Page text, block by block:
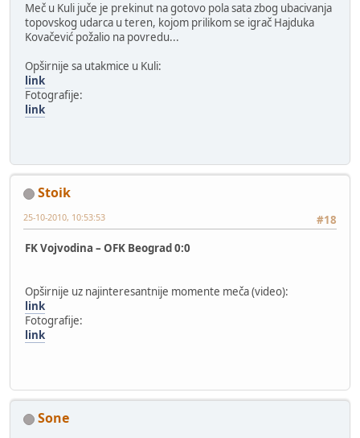
Meč u Kuli juče je prekinut na gotovo pola sata zbog ubacivanja
topovskog udarca u teren, kojom prilikom se igrač Hajduka
Kovačević požalio na povredu...
Opširnije sa utakmice u Kuli:
link
Fotografije:
link
Stoik
#18
25-10-2010, 10:53:53
FK Vojvodina – OFK Beograd 0:0
Opširnije uz najinteresantnije momente meča (video):
link
Fotografije:
link
Sone